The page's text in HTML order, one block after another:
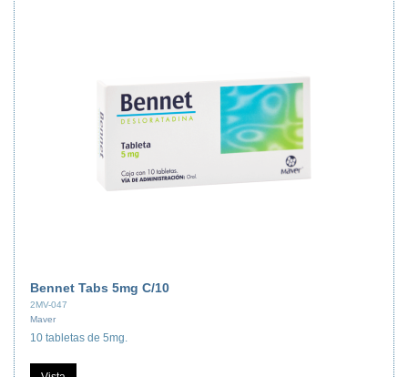
Bennet Tabs 5mg C/10
2MV-047
Maver
10 tabletas de 5mg.